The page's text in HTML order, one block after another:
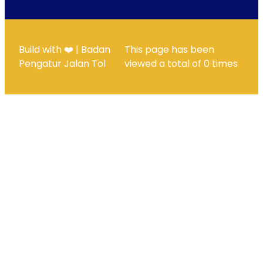
Build with ❤️ | Badan
Pengatur Jalan Tol
This page has been
viewed a total of 0times